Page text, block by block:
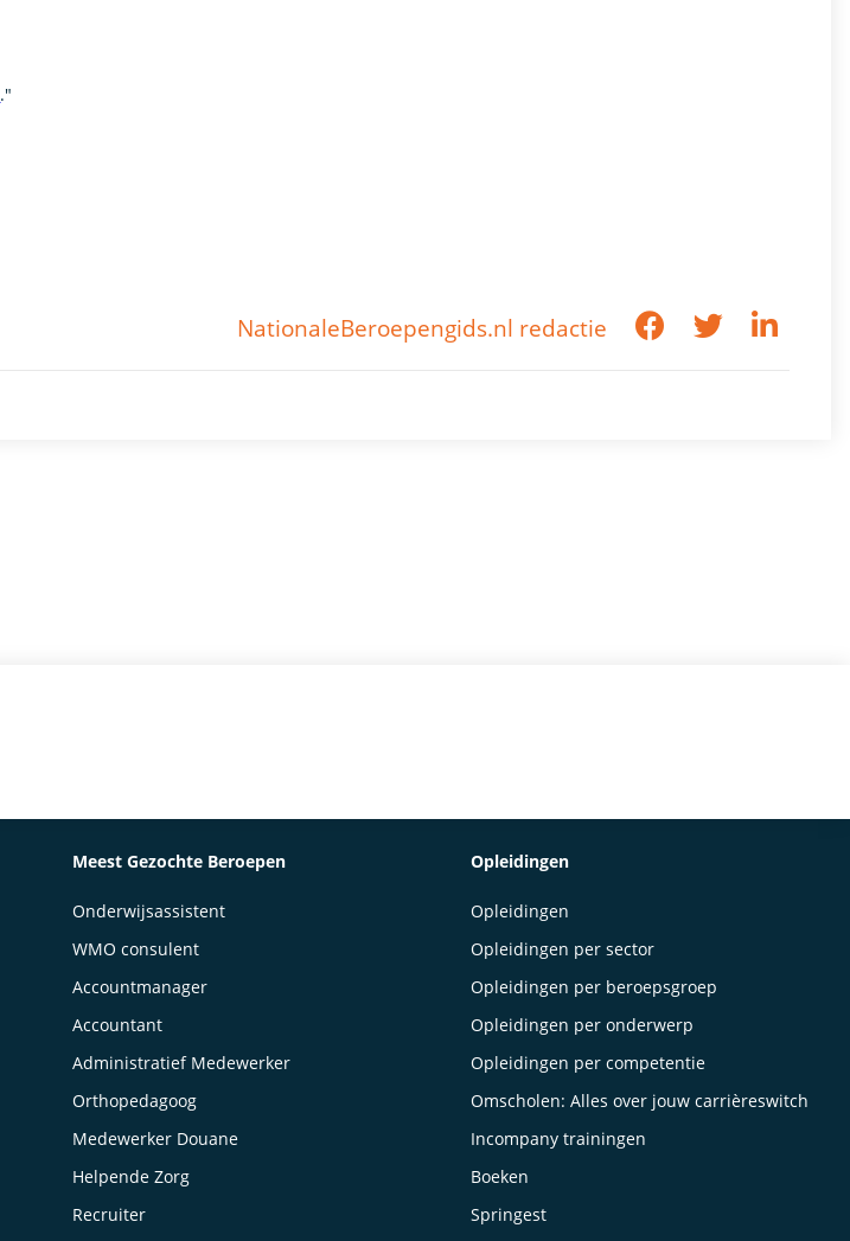
."
NationaleBeroepengids.nl redactie
Meest Gezochte Beroepen
Onderwijsassistent
WMO consulent
Accountmanager
Accountant
Administratief Medewerker
Orthopedagoog
Medewerker Douane
Helpende Zorg
Recruiter
Opleidingen
Opleidingen
Opleidingen per sector
Opleidingen per beroepsgroep
Opleidingen per onderwerp
Opleidingen per competentie
Omscholen: Alles over jouw carrièreswitch
Incompany trainingen
Boeken
Springest